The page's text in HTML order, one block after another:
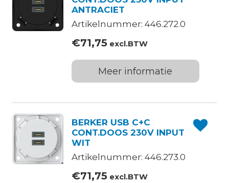
ANTRACIET
Artikelnummer: 446.272.0
€71,75excl.BTW
Meer informatie
BERKER USB C+C
CONT.DOOS 230V INPUT
WIT
Artikelnummer: 446.273.0
€71,75excl.BTW